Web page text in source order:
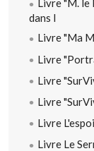
Livre "M. le
dans l
Livre "Ma
Livre
Livre
Livre
Livre
Livre Le